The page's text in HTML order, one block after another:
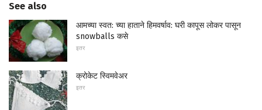
See also
आमच्या स्वत: च्या हाताने हिमवर्षाव: घरी कापूस लोकर पासून
snowballs कसे
इतर
क्रोकेट स्विमवेअर
इतर